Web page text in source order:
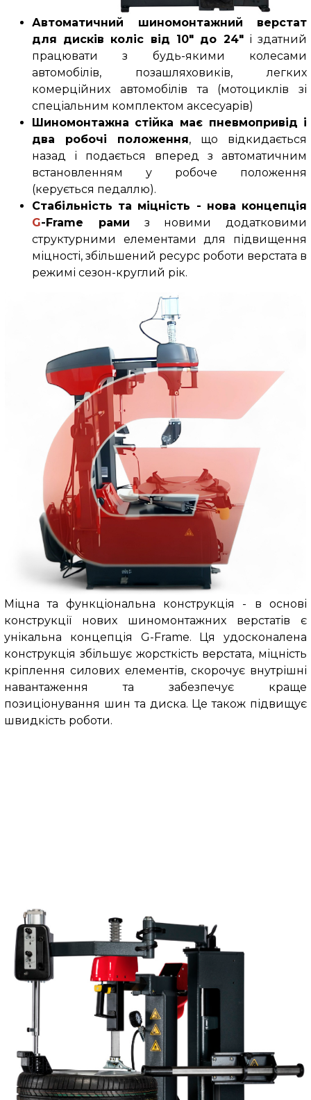
Автоматичний шиномонтажний верстат
для дисків коліс від 10" до 24"і здатний
працювати з будь-якими колесами
автомобілів, позашляховиків, легких
комерційних автомобілів та (мотоциклів зі
спеціальним комплектом аксесуарів)
Шиномонтажна стійка має пневмопривід і
два робочі положення, що відкидається
назад і подається вперед з автоматичним
встановленням у робоче положення
(керується педаллю).
Стабільність та міцність - нова концепція
G-Frame рами з новими додатковими
структурними елементами для підвищення
міцності, збільшений ресурс роботи верстата в
режимі сезон-круглий рік.
Міцна та функціональна конструкція -
в основі
конструкції нових шиномонтажних верстатів є
унікальна концепція G-Frame. Ця удосконалена
конструкція збільшує жорсткість верстата, міцність
кріплення силових елементів, скорочує внутрішні
навантаження та забезпечує краще
позиціонування шин та диска. Це також підвищує
швидкість роботи.